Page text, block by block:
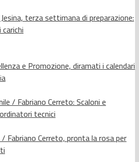
terza settimana di preparazione:
e Promozione, diramati i calendari
/ Fabriano Cerreto: Scaloni e
tecnici
Fabriano Cerreto, pronta la rosa per